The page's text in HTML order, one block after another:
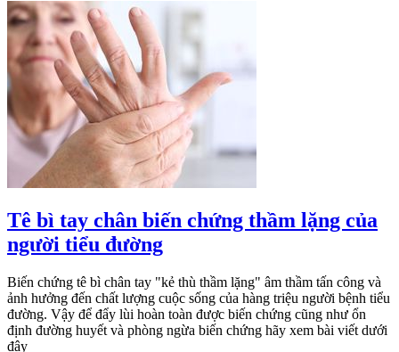
Tê bì tay chân biến chứng thầm lặng của
người tiểu đường
Biến chứng tê bì chân tay "kẻ thù thầm lặng" âm thầm tấn công và
ảnh hưởng đến chất lượng cuộc sống của hàng triệu người bệnh tiểu
đường. Vậy để đẩy lùi hoàn toàn được biến chứng cũng như ổn
định đường huyết và phòng ngừa biến chứng hãy xem bài viết dưới
đây